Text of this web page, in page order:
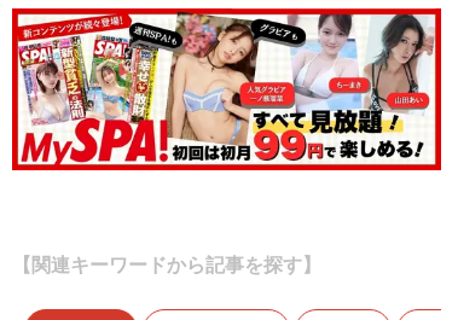
【関連キーワードから記事を探す】